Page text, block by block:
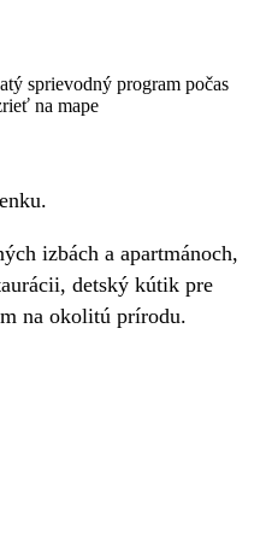
sprievodný program počas
na mape
izbách a apartmánoch,
detský kútik pre
na okolitú prírodu.